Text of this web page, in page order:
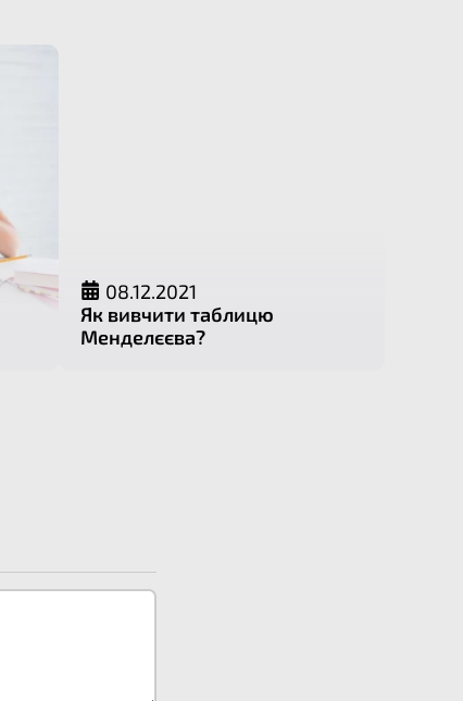
08.12.2021
Як вивчити таблицю
Менделєєва?